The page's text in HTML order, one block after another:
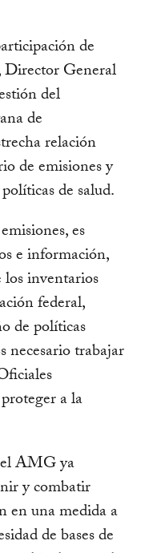
de
General
del
de
relación
de emisiones y
de salud.
es
e información,
los inventarios
federal,
de políticas
necesario trabajar
a la
AMG ya
y combatir
en una medida a
de bases de